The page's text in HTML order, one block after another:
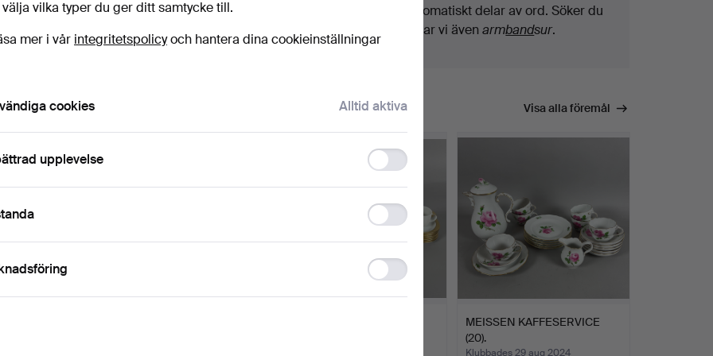
“Bevaka sökning”ovan så får du ett mail så
Vi söker automatiskt delar av ord. Söker du
hittar vi ävenarmbandsur.
matchar din sökning Visa alla föremål
BEEK.
MEISSEN KAFFESERVICE
(20).
Klubbades 29 aug 2024
välja vilka typer du ger ditt samtycke till.
mer i vår integritetspolicyoch hantera dina cookieinställningar
cookies Alltid aktiva
upplevelse
Functionality
storage
Statistics
storage
Ad
storage